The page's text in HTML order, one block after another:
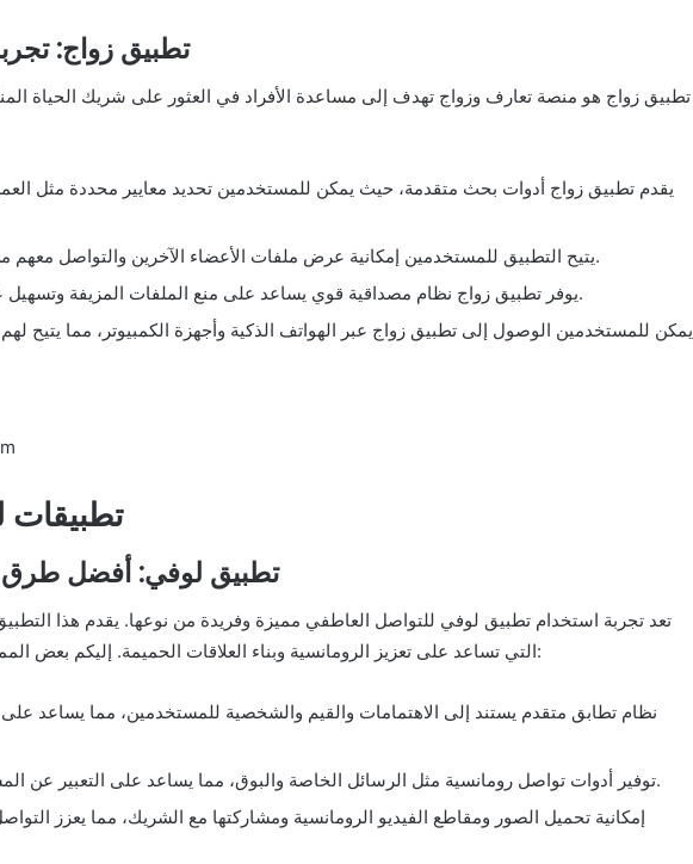
تطبيق زواج:
تطبيق زواج هو منصة تعارف وزواج تهدف إلى مساعدة الأفراد في العثور على شريك الحياة
يقدم تطبيق زواج أدوات بحث متقدمة، حيث يمكن للمستخدمين تحديد معايير محددة مثل العمر،
يتيح التطبيق للمستخدمين إمكانية عرض ملفات الأعضاء الآخرين والتواصل معهم من خلال الدردشة المجانية.
يوفر تطبيق زواج نظام مصداقية قوي يساعد على منع الملفات المزيفة وتسهيل عملية التعارف بشكل آمن.
يمكن للمستخدمين الوصول إلى تطبيق زواج عبر الهواتف الذكية وأجهزة الكمبيوتر، مما يتيح
تطبيقات
تطبيق لوفي: أفضل طرق
تعد تجربة استخدام تطبيق لوفي للتواصل العاطفي مميزة وفريدة من نوعها. يقدم هذا
التي تساعد على تعزيز الرومانسية وبناء العلاقات الحميمة. إليكم بعض المميزات التي يقدمها تطبيق لوفي:
نظام تطابق متقدم يستند إلى الاهتمامات والقيم والشخصية للمستخدمين، مما يساعد
توفير أدوات تواصل رومانسية مثل الرسائل الخاصة والبوق، مما يساعد على التعبير عن المشاعر والمحادثة العاطفية.
إمكانية تحميل الصور ومقاطع الفيديو الرومانسية ومشاركتها مع الشريك، مما يعزز